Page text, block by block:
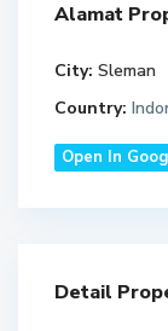
Alamat
City: Sleman
Country:
Open In
Detail